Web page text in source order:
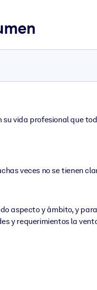
vida profesional que
veces no se tienen
aspecto y ámbito, y
y requerimientos la